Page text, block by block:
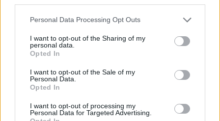
negar su consentimiento. Tenga en cuenta que algún
de su consentimiento, pero usted tiene el derecho de
rechazar tal procesamiento. Sus preferencias se aplicarán
cualquier momento entrando de nuevo en este sitio web o
visitando nuestra política de privacidad.
Personal Data Processing Opt Outs
I want to opt-out of the Sharing of my
personal data.
Opted In
I want to opt-out of the Sale of my
Personal Data.
Opted In
I want to opt-out of processing my
Personal Data for Targeted Advertising.